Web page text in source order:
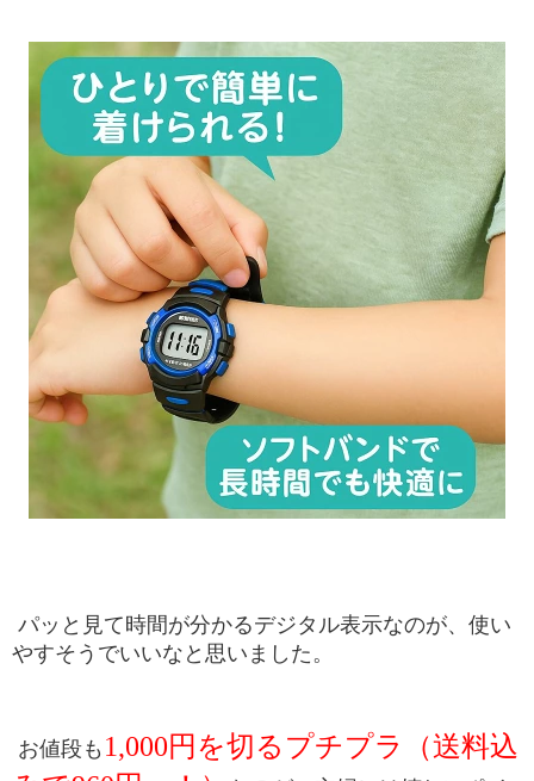
パッと見て時間が分かるデジタル表示なのが、使い
やすそうでいいなと思いました。
お値段も 1,000円を切るプチプラ（送料込